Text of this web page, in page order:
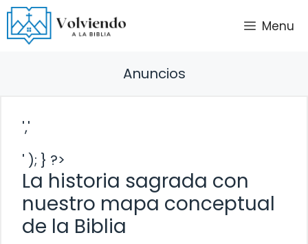
Saltar
al
contenido
Menu
Anuncios
','
' ); } ?>
La historia sagrada con
nuestro mapa conceptual
de la Biblia